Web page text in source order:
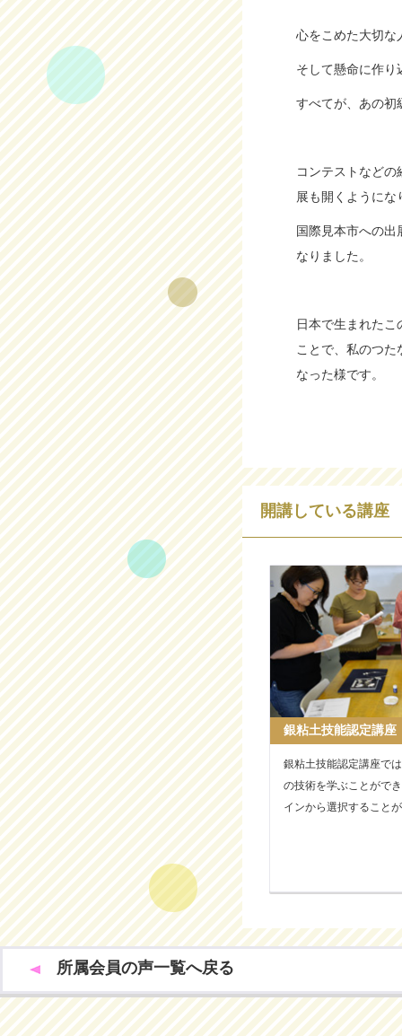
心をこめた大切な
そして懸命に作り
すべてが、あの初
コンテストなど
展も開くように
国際見本市への
なりました。
日本で生まれた
ことで、私のつ
なった様です。
開講している講座
銀粘土技能認定講座
銀粘土技能認定講座で
の技術を学ぶことがで
インから選択すること
所属会員の声一覧へ戻る